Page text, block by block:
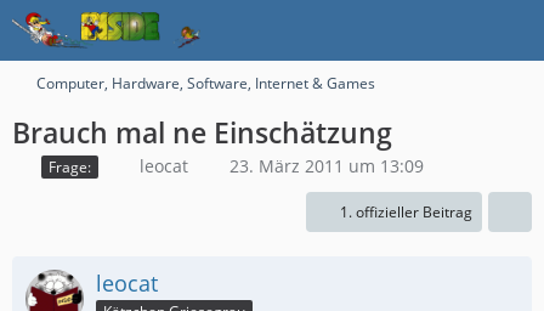
Computer, Hardware, Software, Internet & Games
Brauch mal ne Einschätzung
Frage: leocat 23. März 2011 um 13:09
1. offizieller Beitrag
leocat